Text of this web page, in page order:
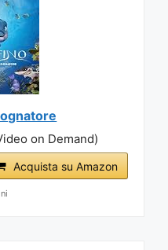
on Demand)
Acquista su Amazon